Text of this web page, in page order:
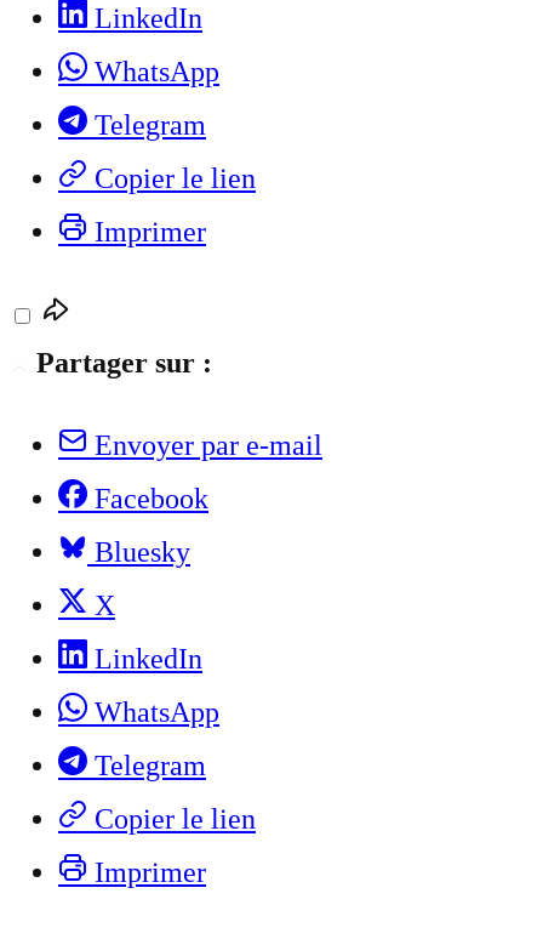
LinkedIn
WhatsApp
Telegram
Copier le lien
Imprimer
Partager sur :
Envoyer par e-mail
Facebook
Bluesky
X
LinkedIn
WhatsApp
Telegram
Copier le lien
Imprimer